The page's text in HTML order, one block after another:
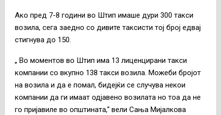
Ако пред 7-8 години во Штип имаше дури 300 такси
возила, сега заедно со дивите таксисти тој број едвај
стигнува до 150.
„ Во моментов во Штип има 13 лиценцирани такси
компании со вкупно 138 такси возила. Можеби бројот
на возила и да е помал, бидејќи се случува некои
компании да ги имаат одјавено возилата но тоа да не
го пријавиле во општината,“ вели Сања Мијалкова